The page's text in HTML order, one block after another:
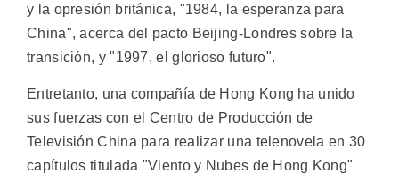
y la opresión británica, "1984, la esperanza para
China", acerca del pacto Beijing-Londres sobre la
transición, y "1997, el glorioso futuro".
Entretanto, una compañía de Hong Kong ha unido
sus fuerzas con el Centro de Producción de
Televisión China para realizar una telenovela en 30
capítulos titulada "Viento y Nubes de Hong Kong"